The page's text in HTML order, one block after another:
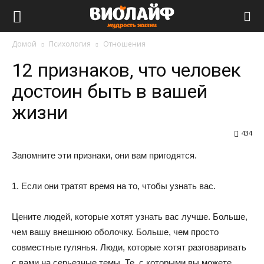
Домой Психология Отношения
12 признаков, что человек
достоин быть в вашей
жизни
434
Запомните эти признаки, они вам пригодятся.
1. Если они тратят время на то, чтобы узнать вас.
Цените людей, которые хотят узнать вас лучше. Больше,
чем вашу внешнюю оболочку. Больше, чем просто
совместные гулянья. Люди, которые хотят разговаривать